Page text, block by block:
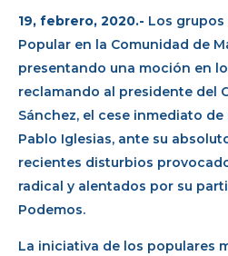
19, febrero, 2020.- Los
Popular en la Comunidad de
presentando una moción en
reclamando al presidente del
Sánchez, el cese inmediato
Pablo Iglesias, ante su
recientes disturbios
radical y alentados por su
Podemos.
La iniciativa de los populares